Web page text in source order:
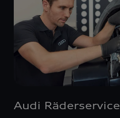
Audi Räderservice